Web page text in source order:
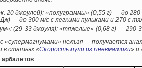
20 джоулей): «полуграммы» (0,55 г) — до
— до 300 м/с с легкими пульками и 270 с
(29-33 джоуля): «тяжелые» (0,68 г) — 290-
«супермагнумами» нельзя — получается
в статьях «Скорость пули из пневматики» и
арбалетов